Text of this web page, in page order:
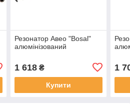
Резонатор Авео "Bosal"
алюмінізований
1 618₴
Купити
1